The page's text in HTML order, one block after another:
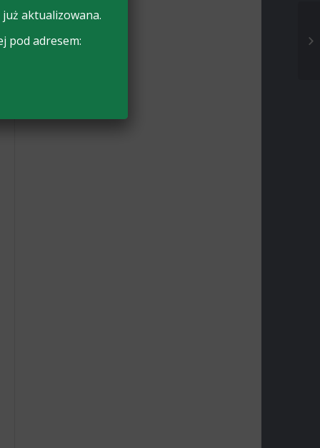
aktualizowana.
pod adresem: